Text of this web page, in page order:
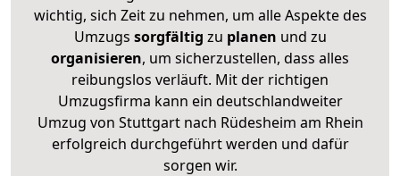
wichtig, sich Zeit zu nehmen, um alle Aspekte des
Umzugs sorgfältig zu planen und zu
organisieren, um sicherzustellen, dass alles
reibungslos verläuft. Mit der richtigen
Umzugsfirma kann ein deutschlandweiter
Umzug von Stuttgart nach Rüdesheim am Rhein
erfolgreich durchgeführt werden und dafür
sorgen wir.